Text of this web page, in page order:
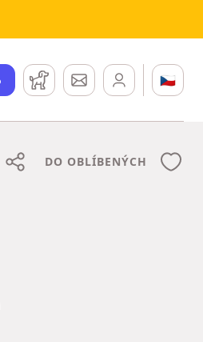
Hlídací pesZprávy 🇨🇿
DO OBLÍBENÝCH